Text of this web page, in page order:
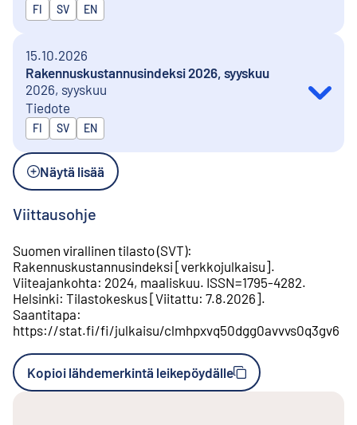
Julkaistaan kielillä
FI SV EN
15.10.2026
Rakennuskustannusindeksi 2026, syyskuu
2026, syyskuu
Tiedote
Julkaistaan kielillä
FI SV EN
Näytä lisää
Viittausohje
Suomen virallinen tilasto (SVT):
Rakennuskustannusindeksi [verkkojulkaisu].
Viiteajankohta: 2024, maaliskuu. ISSN=1795-4282.
Helsinki: Tilastokeskus[Viitattu: 7.8.2026].
Saantitapa:
https://stat.fi/fi/julkaisu/clmhpxvq50dgg0avvvs0q3gv6
Kopioi lähdemerkintä leikepöydälle